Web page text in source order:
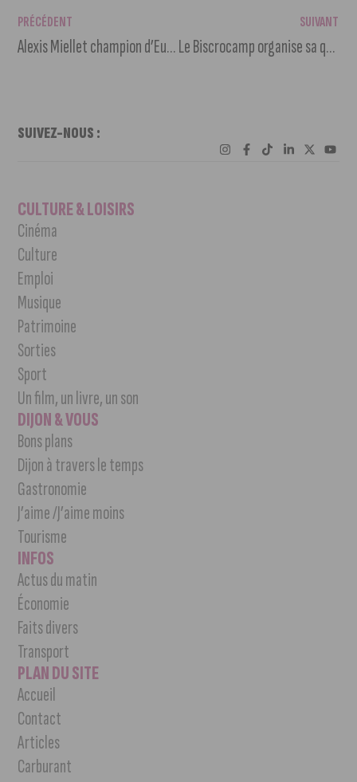
PRÉCÉDENT
Alexis Miellet champion d’Europe du 3000m steeple à Rome
SUIVANT
Le Biscrocamp organise sa quatrième Guinguette Afterwork à la BA 102
SUIVEZ-NOUS :
CULTURE & LOISIRS
Cinéma
Culture
Emploi
Musique
Patrimoine
Sorties
Sport
Un film, un livre, un son
DIJON & VOUS
Bons plans
Dijon à travers le temps
Gastronomie
J’aime /J’aime moins
Tourisme
INFOS
Actus du matin
Économie
Faits divers
Transport
PLAN DU SITE
Accueil
Contact
Articles
Carburant